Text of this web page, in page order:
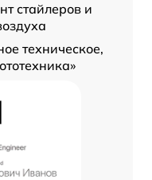
стайлеров и
техническое,